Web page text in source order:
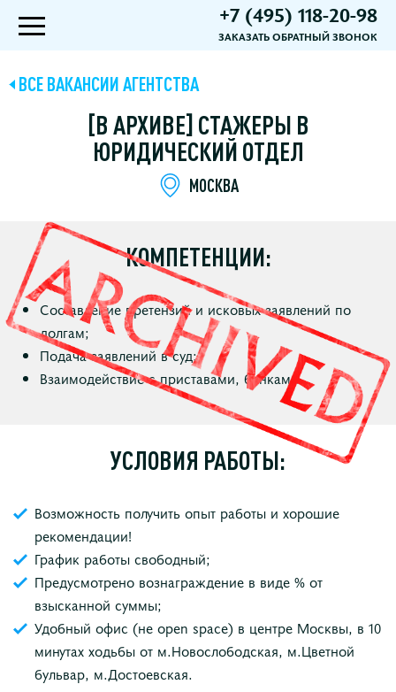
+7 (495) 118-20-98
ЗАКАЗАТЬ ОБРАТНЫЙ ЗВОНОК
ВСЕ ВАКАНСИИ АГЕНТСТВА
[В АРХИВЕ] СТАЖЕРЫ В
ЮРИДИЧЕСКИЙ ОТДЕЛ
МОСКВА
КОМПЕТЕНЦИИ:
Составление претензий и исковых заявлений по
долгам;
Подача заявлений в суд;
Взаимодействие с приставами, банками.
УСЛОВИЯ РАБОТЫ:
Возможность получить опыт работы и хорошие
рекомендации!
График работы свободный;
Предусмотрено вознаграждение в виде % от
взысканной суммы;
Удобный офис (не open space) в центре Москвы, в 10
минутах ходьбы от м.Новослободская, м.Цветной
бульвар, м.Достоевская.